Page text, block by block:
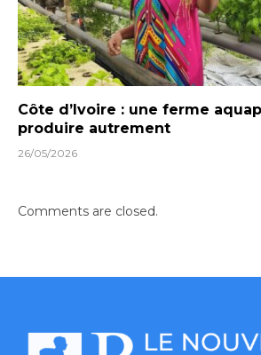
Côte d’Ivoire : une ferme
produire autrement
26/05/2026
Comments are closed.